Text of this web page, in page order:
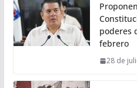
poderes
febrero
28 de